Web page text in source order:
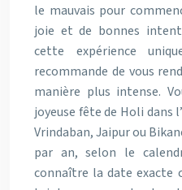
le mauvais pour
joie et de bonnes
cette expérience
recommande de vous
manière plus intense.
joyeuse fête de Holi dans
Vrindaban, Jaipur ou
par an, selon le
connaître la date exacte